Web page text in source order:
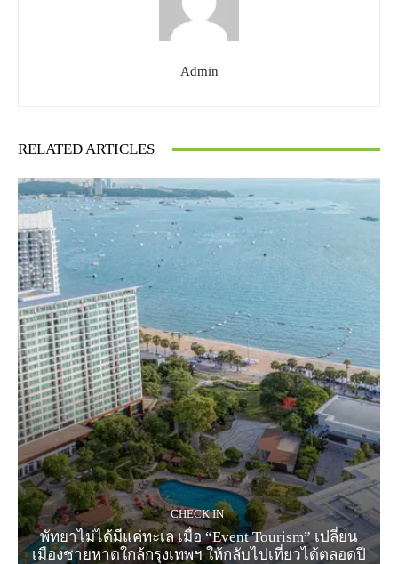
Admin
RELATED ARTICLES
CHECK IN
พัทยาไม่ได้มีแค่ทะเล เมื่อ “Event Tourism” เปลี่ยน
เมืองชายหาดใกล้กรุงเทพฯ ให้กลับไปเที่ยวได้ตลอดปี